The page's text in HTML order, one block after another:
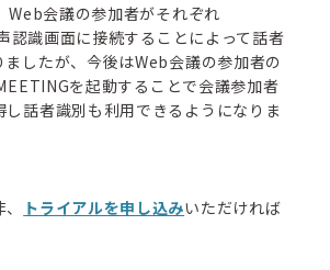
Web会議の参加者がそれぞれ
認識画面に接続することによって話者
したが、今後はWeb会議の参加者の
を起動することで会議参加者
話者識別も利用できるようになりま
トライアルを申し込みいただければ